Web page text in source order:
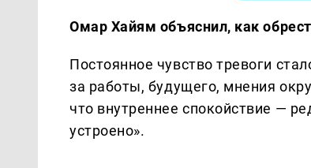
Омар Хайям объяснил, как
Постоянное чувство тревоги
за работы, будущего, мнения
что внутреннее спокойствие —
устроено».